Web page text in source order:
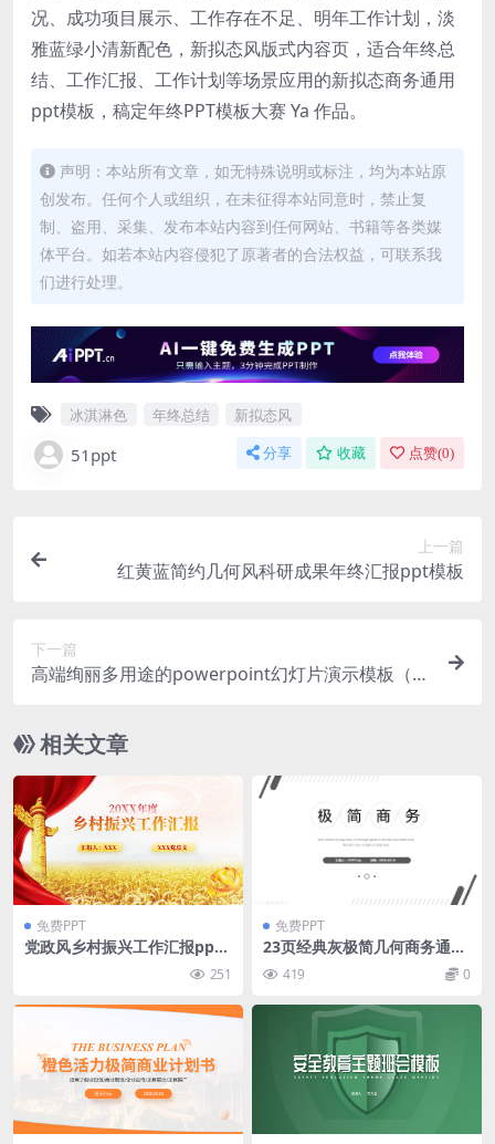
况、成功项目展示、工作存在不足、明年工作计划，淡
雅蓝绿小清新配色，新拟态风版式内容页，适合年终总
结、工作汇报、工作计划等场景应用的新拟态商务通用
ppt模板，稿定年终PPT模板大赛 Ya 作品。
声明：本站所有文章，如无特殊说明或标注，均为本站原
创发布。任何个人或组织，在未征得本站同意时，禁止复
制、盗用、采集、发布本站内容到任何网站、书籍等各类媒
体平台。如若本站内容侵犯了原著者的合法权益，可联系我
们进行处理。
冰淇淋色 年终总结 新拟态风
51ppt 分享 收藏 点赞(0)
上一篇
红黄蓝简约几何风科研成果年终汇报ppt模板
下一篇
高端绚丽多用途的powerpoint幻灯片演示模板（p
相关文章
免费PPT
党政风乡村振兴工作汇报ppt
251
免费PPT
23页经典灰极简几何商务通用
ppt模板
419 0